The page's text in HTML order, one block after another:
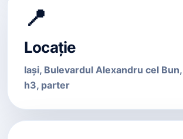
📍
Locație
Iași, Bulevardul Alexandru cel
h3, parter